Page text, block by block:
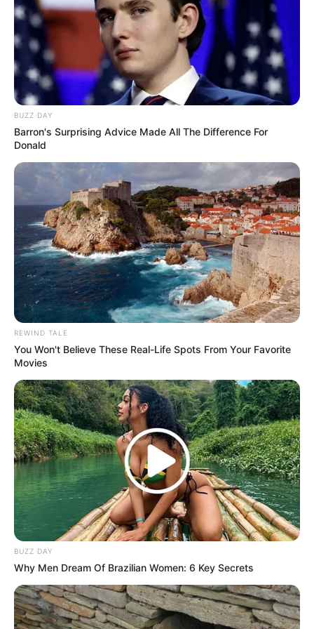
धोखा पर matlabi rishte dhoka shayari
in hindi
By admin
hilarious jokes for adults मजेदार अश्लील
About Us
Contact Us
Disclaimer
Privacy Policy
Terms and Conditions
Copyright © 2026 alls24.com
BUZZ DAY
Barron's Surprising Advice Made All The Difference For
Donald
REWIND TALE
You Won't Believe These Real-Life Spots From Your Favorite
Movies
BUZZ DAY
Why Men Dream Of Brazilian Women: 6 Key Secrets